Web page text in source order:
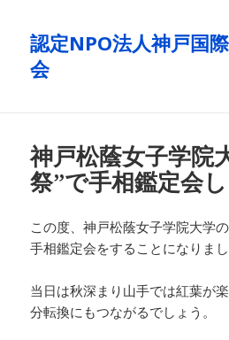
認定NPO法人神戸国
会
神戸松蔭女子学院
祭”で手相鑑定会
この度、神戸松蔭女子学院大学
手相鑑定会をすることになりまし
当日は秋深まり山手では紅葉が
分転換にもつながるでしょう。